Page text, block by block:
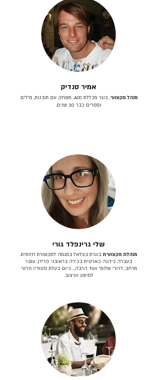
אמיר סנדיק
מנהל מקצועי
, בוגר מכללת ACC, משחק עם תובנות, מילים
ומסרים כבר 20 שנים.
שלי גרינפלד גורי
מנהלת מקצועית בוגרת בצלאל במגמה לתקשורת חזותית.
בעברה כיהנה כארטית בכירה בראובני פרידן, ענבר
מרחב, דרורי שלומי ועוד הרבה… כיום בעלת סטודיו פרטי
למיתוג ועיצוב.